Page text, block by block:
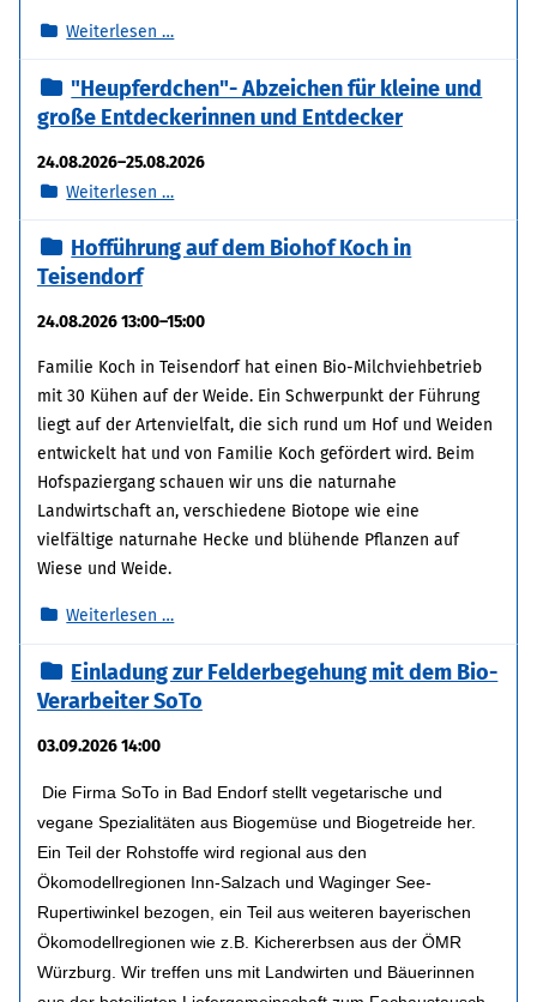
Weiterlesen …
im
Bio-
Schnittblumenfeld
Familien
"Heupferdchen"- Abzeichen für kleine und
große Entdeckerinnen und Entdecker
24.08.2026–25.08.2026
Weiterlesen …
Abzeichen
für
große
Entdeckerinnen
und
Entdecker
Hofführung auf dem Biohof Koch in
Teisendorf
24.08.2026 13:00–15:00
Familie Koch in Teisendorf hat einen Bio-Milchviehbetrieb
mit 30 Kühen auf der Weide. Ein Schwerpunkt der Führung
liegt auf der Artenvielfalt, die sich rund um Hof und Weiden
entwickelt hat und von Familie Koch gefördert wird. Beim
Hofspaziergang schauen wir uns die naturnahe
Landwirtschaft an, verschiedene Biotope wie eine
vielfältige naturnahe Hecke und blühende Pflanzen auf
Wiese und Weide.
Weiterlesen …
auf
dem
Biohof
Teisendorf
Einladung zur Felderbegehung mit dem Bio-
Verarbeiter SoTo
03.09.2026 14:00
Die Firma SoTo in Bad Endorf stellt vegetarische und
vegane Spezialitäten aus Biogemüse und Biogetreide her.
Ein Teil der Rohstoffe wird regional aus den
Ökomodellregionen Inn-Salzach und Waginger See-
Rupertiwinkel bezogen, ein Teil aus weiteren bayerischen
Ökomodellregionen wie z.B. Kichererbsen aus der ÖMR
Würzburg. Wir treffen uns mit Landwirten und Bäuerinnen